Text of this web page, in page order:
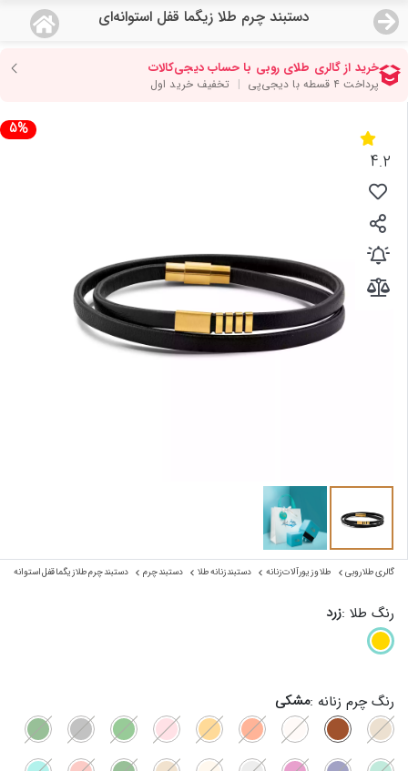
دستبند چرم طلا زیگما قفل استوانه‌ای
منو
صفحه اصلی
دسته بندی محصولات
نمایندگی ها
مجله روبی
درباره ما
اعطای نمایندگی
5%
4.2
گالری طلا روبی طلا و زیورآلات زنانه دستبند زنانه طلا دستبند چرم دستبند چرم طلا زیگما قفل استوانه‌ای
رنگ طلا :زرد
رنگ چرم زنانه :مشکی